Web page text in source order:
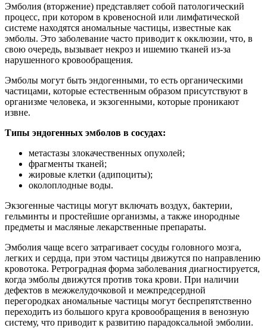
Эмболия (вторжение) представляет собой патологический
процесс, при котором в кровеносной или лимфатической
системе находятся аномальные частицы, известные как
эмболы. Это заболевание часто приводит к окклюзии, что, в
свою очередь, вызывает некроз и ишемию тканей из-за
нарушенного кровообращения.
Эмболы могут быть эндогенными, то есть органическими
частицами, которые естественным образом присутствуют в
организме человека, и экзогенными, которые проникают
извне.
Типы эндогенных эмболов в сосудах:
метастазы злокачественных опухолей;
фрагменты тканей;
жировые клетки (адипоциты);
околоплодные воды.
Экзогенные частицы могут включать воздух, бактерии,
гельминты и простейшие организмы, а также инородные
предметы и масляные лекарственные препараты.
Эмболия чаще всего затрагивает сосуды головного мозга,
легких и сердца, при этом частицы движутся по направлению
кровотока. Ретроградная форма заболевания диагностируется,
когда эмболы движутся против тока крови. При наличии
дефектов в межжелудочковой и межпредсердной
перегородках аномальные частицы могут беспрепятственно
переходить из большого круга кровообращения в венозную
систему, что приводит к развитию парадоксальной эмболии.